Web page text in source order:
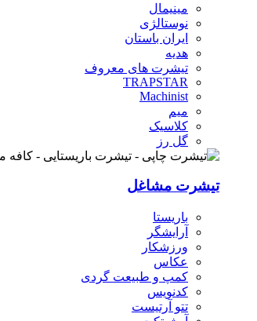
مینیمال
نوستالژی
ایران باستان
هدیه
تیشرت های معروف
TRAPSTAR
Machinist
میم
کلاسیک
گل رز
تیشرت مشاغل
باریستا
آرایشگر
ورزشکار
عکاس
کمپ و طبیعت گردی
کدنویس
تتو آرتیست